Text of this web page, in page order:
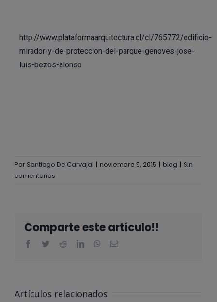
http://www.plataformaarquitectura.cl/cl/765772/edificio-
mirador-y-de-proteccion-del-parque-genoves-jose-
luis-bezos-alonso
Por Santiago De Carvajal | noviembre 5, 2015 | blog | Sin
comentarios
Comparte este artículo!!
Artículos relacionados